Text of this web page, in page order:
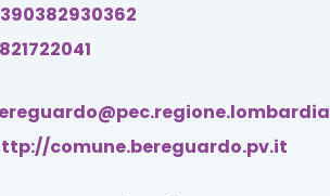
comune.bereguardo.pv.it